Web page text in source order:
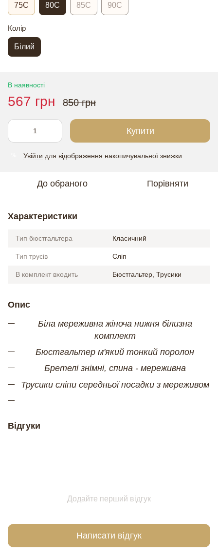
75C 80C 85C 90C
Колір
Білий
В наявності
567 грн 850 грн
Купити
Увійти для відображення накопичувальної знижки
До обраного Порівняти
Характеристики
Тип бюстгальтера Класичний
Тип трусів Сліп
В комплект входить Бюстгальтер, Трусики
Опис
Біла мереживна жіноча нижня білизна
комплект
Бюстгальтер м'який тонкий поролон
Бретелі знімні, спина - мереживна
Трусики сліпи середньої посадки з мереживом
Відгуки
Додайте перший відгук
Написати відгук